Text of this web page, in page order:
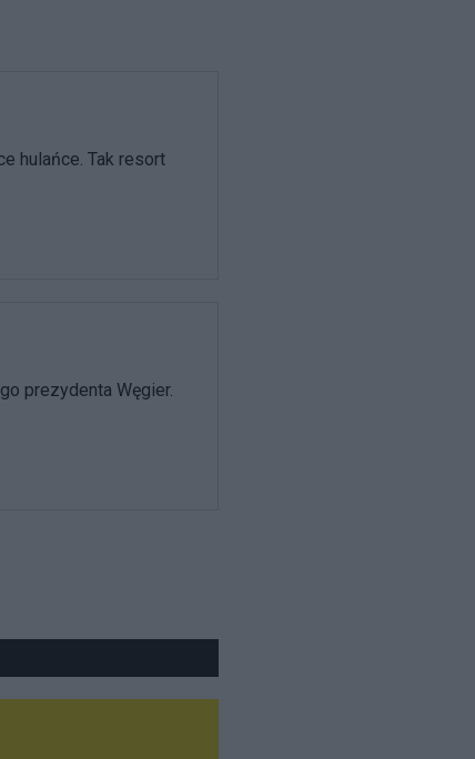
hulańce. Tak resort
prezydenta Węgier.